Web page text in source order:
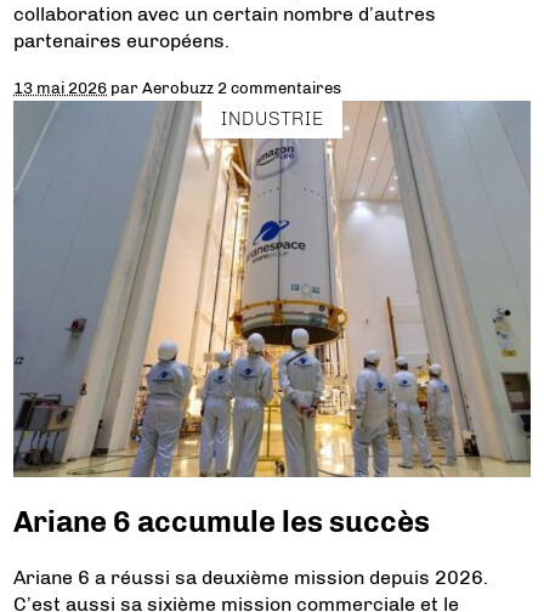
collaboration avec un certain nombre d’autres
partenaires européens.
13 mai 2026 parAerobuzz 2 commentaires
INDUSTRIE
Ariane 6 accumule les succès
Ariane 6 a réussi sa deuxième mission depuis 2026.
C’est aussi sa sixième mission commerciale et le